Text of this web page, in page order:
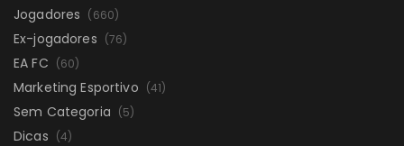
Jogadores (660)
Ex-jogadores (76)
EA FC (60)
Marketing Esportivo (41)
Sem Categoria (5)
Dicas (4)